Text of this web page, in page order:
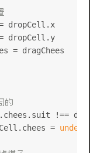
dropCell. x
dropCell. y
= dragChees
的
chees . suit !==
chees =